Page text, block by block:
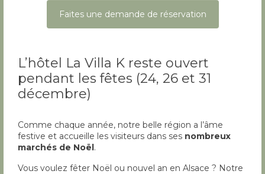
Faites une demande de réservation
L’hôtel La Villa K reste ouvert
pendant les fêtes (24, 26 et 31
décembre)
Comme chaque année, notre belle région a l’âme
festive et accueille les visiteurs dans ses nombreux
marchés de Noël.
Vous voulez fêter Noël ou nouvel an en Alsace ? Notre